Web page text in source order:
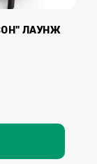
ЛАУНЖ